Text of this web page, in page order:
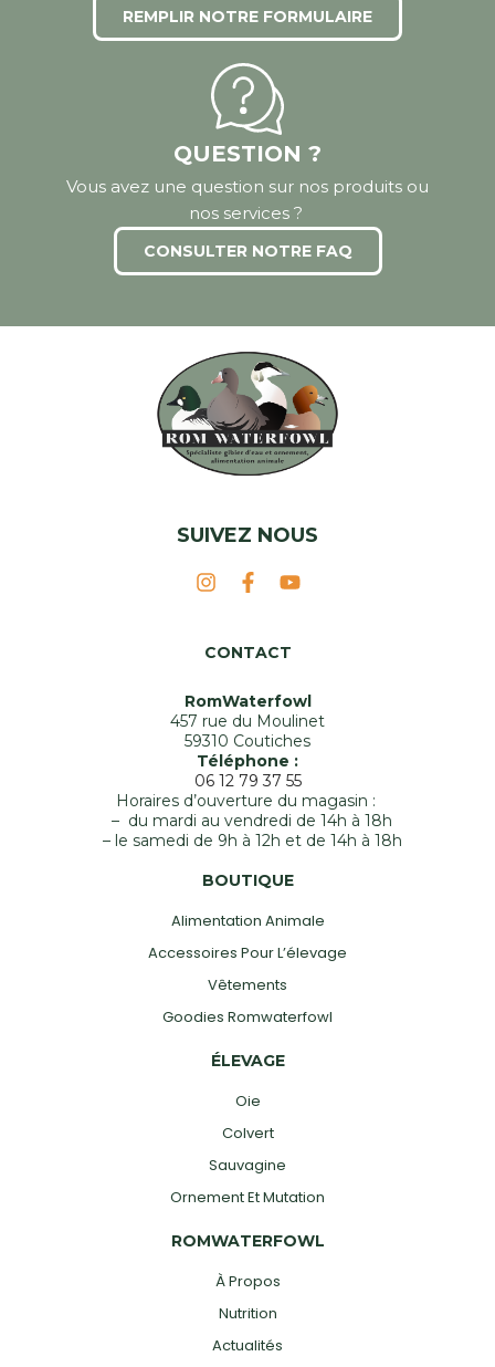
REMPLIR NOTRE FORMULAIRE
QUESTION ?
Vous avez une question sur nos produits ou
nos services ?
CONSULTER NOTRE FAQ
SUIVEZ NOUS
CONTACT
RomWaterfowl
457 rue du Moulinet
59310 Coutiches
Téléphone :
06 12 79 37 55
Horaires d’ouverture du magasin :
– du mardi au vendredi de 14h à 18h
– le samedi de 9h à 12h et de 14h à 18h
BOUTIQUE
Alimentation Animale
Accessoires Pour L’élevage
Vêtements
Goodies Romwaterfowl
ÉLEVAGE
Oie
Colvert
Sauvagine
Ornement Et Mutation
ROMWATERFOWL
À Propos
Nutrition
Actualités